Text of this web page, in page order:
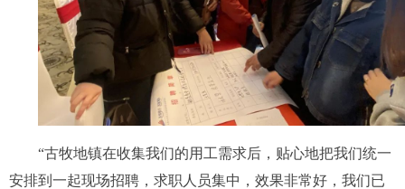
“古牧地镇在收集我们的用工需求后，贴心地把我们统一
安排到一起现场招聘，求职人员集中，效果非常好，我们已